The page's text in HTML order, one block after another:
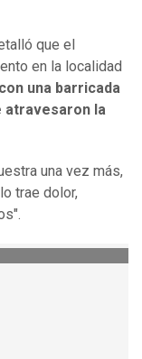
que el
en la localidad
una barricada
atravesaron la
una vez más,
trae dolor,